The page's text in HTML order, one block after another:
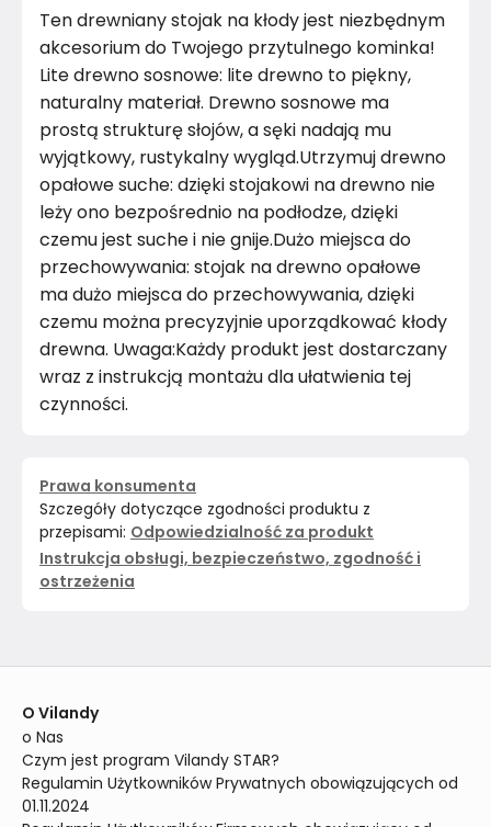
Marka VidaXL
Złożony
Ten drewniany stojak na kłody jest niezbędnym
akcesorium do Twojego przytulnego kominka!
Lite drewno sosnowe: lite drewno to piękny,
naturalny materiał. Drewno sosnowe ma
prostą strukturę słojów, a sęki nadają mu
wyjątkowy, rustykalny wygląd.Utrzymuj drewno
opałowe suche: dzięki stojakowi na drewno nie
leży ono bezpośrednio na podłodze, dzięki
czemu jest suche i nie gnije.Dużo miejsca do
przechowywania: stojak na drewno opałowe
ma dużo miejsca do przechowywania, dzięki
czemu można precyzyjnie uporządkować kłody
drewna. Uwaga:Każdy produkt jest dostarczany
wraz z instrukcją montażu dla ułatwienia tej
czynności.
Prawa konsumenta
Szczegóły dotyczące zgodności produktu z
przepisami: Odpowiedzialność za produkt
Instrukcja obsługi, bezpieczeństwo, zgodność i
ostrzeżenia
O Vilandy
o Nas
Czym jest program Vilandy STAR?
Regulamin Użytkowników Prywatnych obowiązujących od
01.11.2024